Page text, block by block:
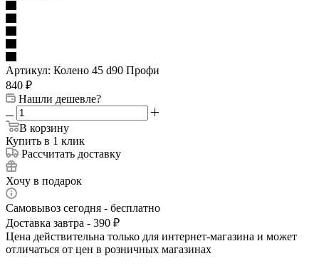
Артикул: Колено 45 d90 Профи
840 ₽
Нашли дешевле?
В корзину
Купить в 1 клик
Рассчитать доставку
Хочу в подарок
Самовывоз сегодня - бесплатно
Доставка завтра - 390 ₽
Цена действительна только для интернет-магазина и может
отличаться от цен в розничных магазинах